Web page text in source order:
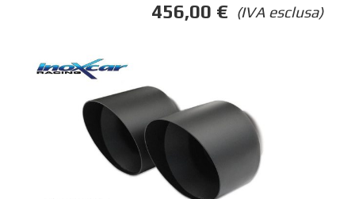
(IVA esclusa)
456,00 €